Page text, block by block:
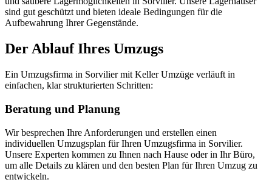
sind gut geschützt und bieten ideale Bedingungen für die
Aufbewahrung Ihrer Gegenstände.
Der Ablauf Ihres Umzugs
Ein Umzugsfirma in Sorvilier mit Keller Umzüge verläuft in
einfachen, klar strukturierten Schritten:
Beratung und Planung
Wir besprechen Ihre Anforderungen und erstellen einen
individuellen Umzugsplan für Ihren Umzugsfirma in Sorvilier.
Unsere Experten kommen zu Ihnen nach Hause oder in Ihr Büro,
um alle Details zu klären und den besten Plan für Ihren Umzug zu
entwickeln.